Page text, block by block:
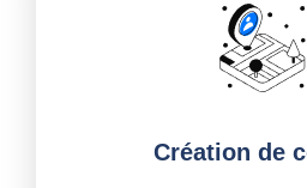
Création de